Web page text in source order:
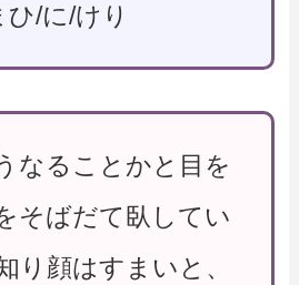
/に/けり
なることかと目を
そばだて臥してい
り顔はすまいと、